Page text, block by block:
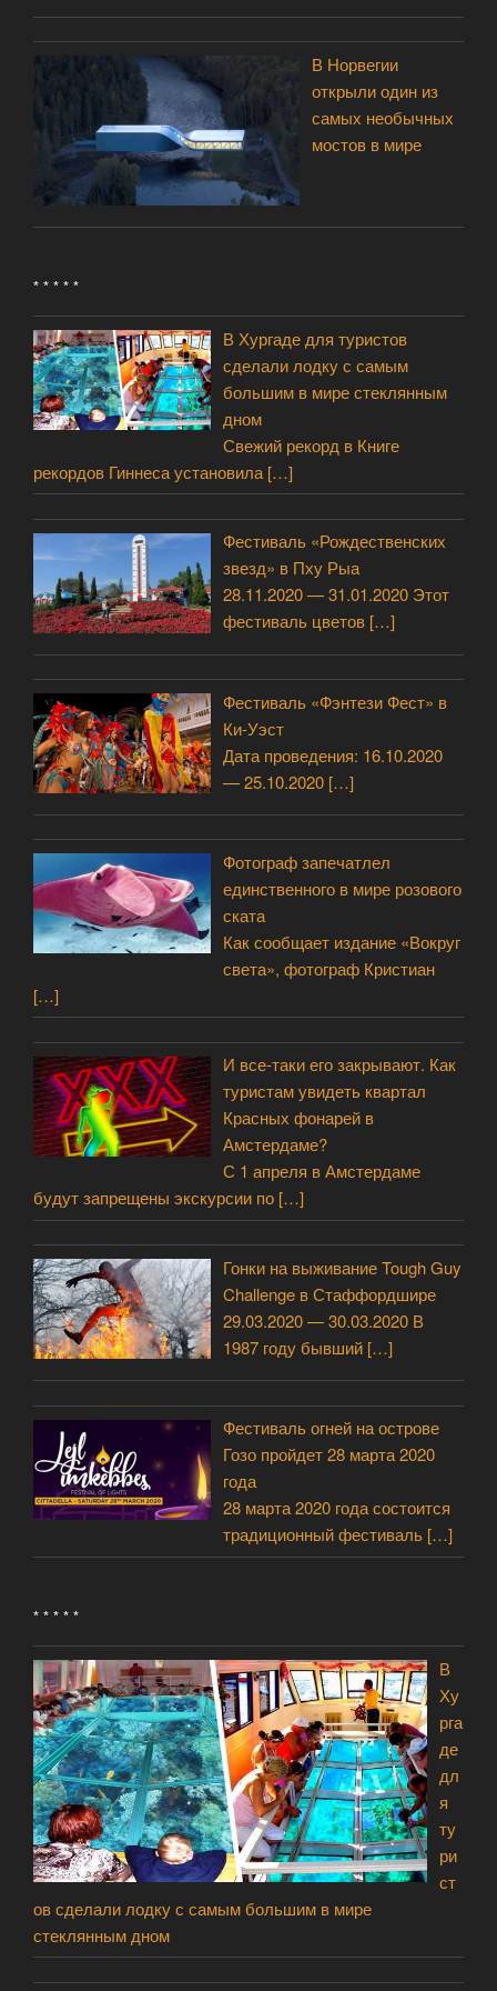
В Норвегии
открыли один из
самых необычных
мостов в мире
* * * * *
В Хургаде для туристов
сделали лодку с самым
большим в мире стеклянным
дном
Свежий рекорд в Книге
рекордов Гиннеса установила […]
Фестиваль «Рождественских
звезд» в Пху Рыа
28.11.2020 — 31.01.2020 Этот
фестиваль цветов […]
Фестиваль «Фэнтези Фест» в
Ки-Уэст
Дата проведения: 16.10.2020
— 25.10.2020 […]
Фотограф запечатлел
единственного в мире розового
ската
Как сообщает издание «Вокруг
света», фотограф Кристиан
[…]
И все-таки его закрывают. Как
туристам увидеть квартал
Красных фонарей в
Амстердаме?
С 1 апреля в Амстердаме
будут запрещены экскурсии по […]
Гонки на выживание Tough Guy
Challenge в Стаффордшире
29.03.2020 — 30.03.2020 В
1987 году бывший […]
Фестиваль огней на острове
Гозо пройдет 28 марта 2020
года
28 марта 2020 года состоится
традиционный фестиваль […]
* * * * *
В
Ху
рга
де
дл
я
ту
ри
ст
ов сделали лодку с самым большим в мире
стеклянным дном